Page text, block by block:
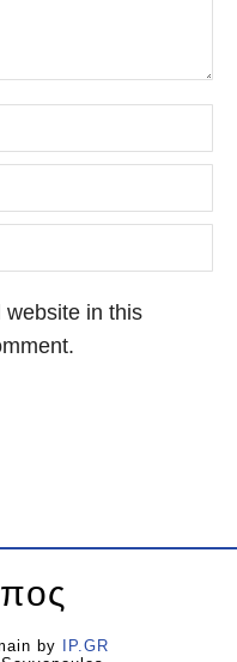
website in this
πος
by
IP.GR